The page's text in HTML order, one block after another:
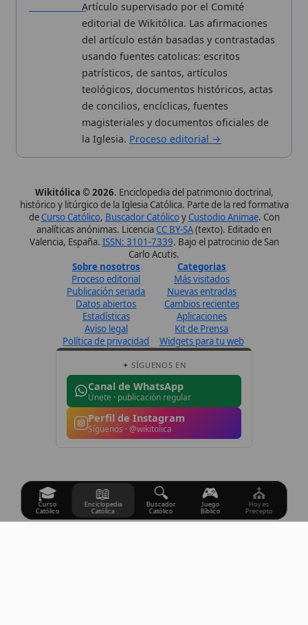
Wikitólica © 2026. Enciclopedia del patrimonio doctrinal,
histórico y litúrgico de la Iglesia Católica. Parte de la red formativa
Curso Católico,Buscador CatólicoyCustodio Animae. Con
analíticas anónimas. LicenciaCC BY-SA(texto). Editado en
Valencia, España.ISSN: 3101-7339 . Bajo el patrocinio de San
Carlo Acutis.
Sobre nosotros
Proceso editorial
Publicación seriada
Datos abiertos
Estadísticas
Aviso legal
Política de privacidad
Categorias
Más visitados
Cambios recientes
Aplicaciones
Widgets para tu web
Únete · publicación regular
Perfil de Instagram
Síguenos · @wikitolica